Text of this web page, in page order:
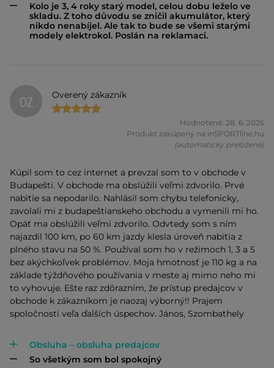
Kolo je 3, 4 roky starý model, celou dobu leželo ve
skladu. Z toho důvodu se zničil akumulátor, který
nikdo nenabíjel. Ale tak to bude se všemi starými
modely elektrokol. Poslán na reklamaci.
OZ Overený zákazník
Hodnotené: 28. 6. 2026
Produkt zakúpený na inSPORTline.hu
(automaticky preložené)
Kúpil som to cez internet a prevzal som to v obchode v
Budapešti. V obchode ma obslúžili veľmi zdvorilo. Prvé
nabitie sa nepodarilo. Nahlásil som chybu telefonicky,
zavolali mi z budapeštianskeho obchodu a vymenili mi ho.
Opäť ma obslúžili veľmi zdvorilo. Odvtedy som s ním
najazdil 100 km, po 60 km jazdy klesla úroveň nabitia z
plného stavu na 50 %. Používal som ho v režimoch 1, 3 a 5
bez akýchkoľvek problémov. Moja hmotnosť je 110 kg a na
základe týždňového používania v meste aj mimo neho mi
to vyhovuje. Ešte raz zdôrazním, že prístup predajcov v
obchode k zákazníkom je naozaj výborný!! Prajem
spoločnosti veľa ďalších úspechov. János, Szombathely
Obsluha – obsluha predajcov
So všetkým som bol spokojný